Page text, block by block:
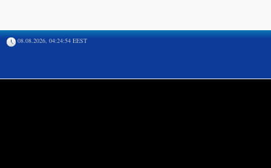
08.08.2026, 04:24:54 EEST